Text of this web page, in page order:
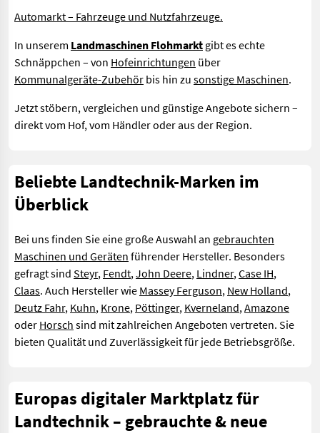
Automarkt – Fahrzeuge und Nutzfahrzeuge.
In unserem Landmaschinen Flohmarkt gibt es echte
Schnäppchen – von Hofeinrichtungen über
Kommunalgeräte-Zubehör bis hin zu sonstige Maschinen.
Jetzt stöbern, vergleichen und günstige Angebote sichern –
direkt vom Hof, vom Händler oder aus der Region.
Beliebte Landtechnik-Marken im
Überblick
Bei uns finden Sie eine große Auswahl an gebrauchten
Maschinen und Geräten führender Hersteller. Besonders
gefragt sind Steyr, Fendt,John Deere, Lindner,Case IH,
Claas. Auch Hersteller wie Massey Ferguson, New Holland,
Deutz Fahr, Kuhn, Krone, Pöttinger, Kverneland,Amazone
oder Horsch sind mit zahlreichen Angeboten vertreten. Sie
bieten Qualität und Zuverlässigkeit für jede Betriebsgröße.
Europas digitaler Marktplatz für
Landtechnik – gebrauchte & neue